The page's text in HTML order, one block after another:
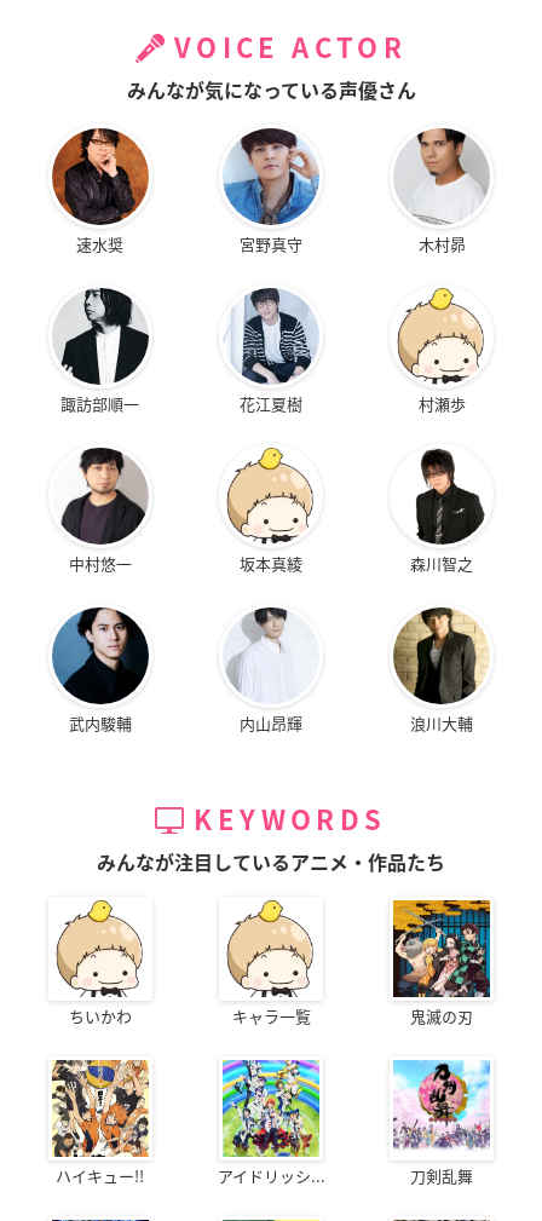
VOICE ACTOR
みんなが気になっている声優さん
速水奨 宮野真守 木村昴
諏訪部順一 花江夏樹 村瀬歩
中村悠一 坂本真綾 森川智之
武内駿輔 内山昂輝 浪川大輔
KEYWORDS
みんなが注目しているアニメ・作品たち
ちいかわ キャラ一覧 鬼滅の刃
ハイキュー!! アイドリッシ... 刀剣乱舞